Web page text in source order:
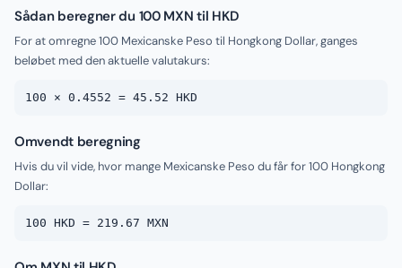
Sådan beregner du 100 MXN til HKD
For at omregne 100 Mexicanske Peso til Hongkong Dollar, ganges
beløbet med den aktuelle valutakurs:
100 × 0.4552 = 45.52 HKD
Omvendt beregning
Hvis du vil vide, hvor mange Mexicanske Peso du får for 100 Hongkong
Dollar:
100 HKD = 219.67 MXN